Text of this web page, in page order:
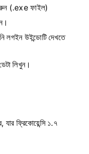
করুন (.exe ফাইল)
লগইন উইন্ডোটি দেখতে
লিখুন।
ফ্রিকোয়েন্সি ১.৭